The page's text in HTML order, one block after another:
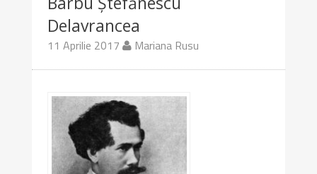
Delavrancea
11 Aprilie 2017 Mariana Rusu